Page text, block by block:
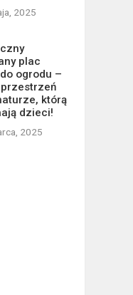
2025
plac
ogrodu –
którą
dzieci!
2025